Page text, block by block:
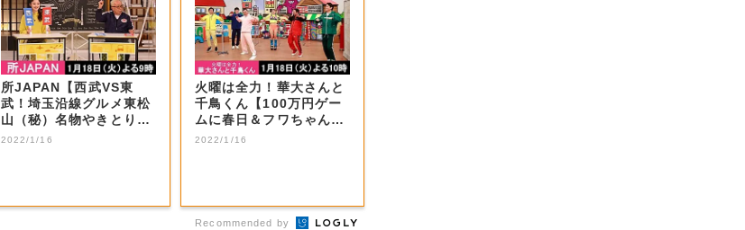
所JAPAN【西武VS東
武！埼玉沿線グルメ東松
山（秘）名物やきとり＆
秩父ホルモン...
2022/1/16
火曜は全力！華大さんと
千鳥くん【100万円ゲー
ムに春日＆フワちゃん参
戦！】 | ...
2022/1/16
Recommended by